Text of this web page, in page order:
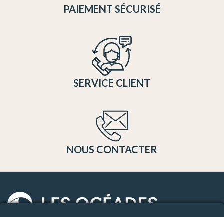
PAIEMENT SÉCURISÉ
SERVICE CLIENT
NOUS CONTACTER